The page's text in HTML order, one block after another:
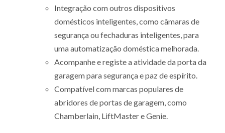
Integração com outros dispositivos
domésticos inteligentes, como câmaras de
segurança ou fechaduras inteligentes, para
uma automatização doméstica melhorada.
Acompanhe e registe a atividade da porta da
garagem para segurança e paz de espírito.
Compatível com marcas populares de
abridores de portas de garagem, como
Chamberlain, LiftMaster e Genie.